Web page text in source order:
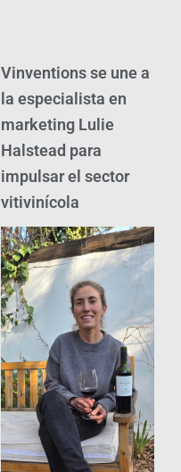
Vinventions se une a
la especialista en
marketing Lulie
Halstead para
impulsar el sector
vitivinícola